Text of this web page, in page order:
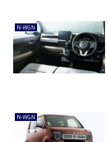
N-WGN
N-WGN